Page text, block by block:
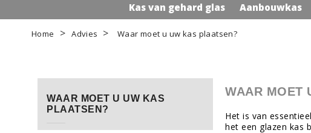
Kas van gehard glas Aanbouwkas
Home Advies Waar moet u uw kas plaatsen?
WAAR MOET U UW KAS
PLAATSEN?
WAAR MOET
Het is van
het een glazen kas